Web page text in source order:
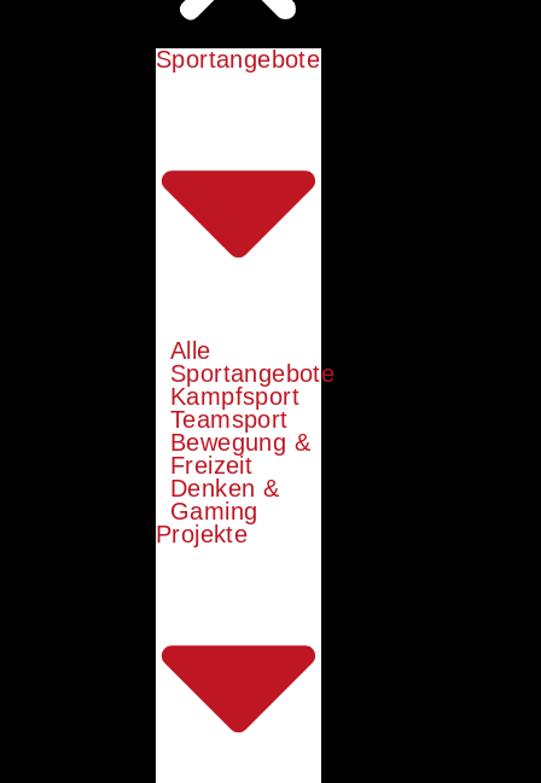
Sportangebote
Alle
Sportangebote
Kampfsport
Teamsport
Bewegung &
Freizeit
Denken &
Gaming
Projekte